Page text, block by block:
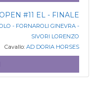
#11 EL - FINALE
- FORNAROLI GINEVRA -
SIVORI LORENZO
Cavallo: AD DORIA HORSES